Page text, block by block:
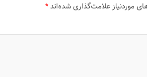
موردنیاز علامت‌گذاری شده‌اند*